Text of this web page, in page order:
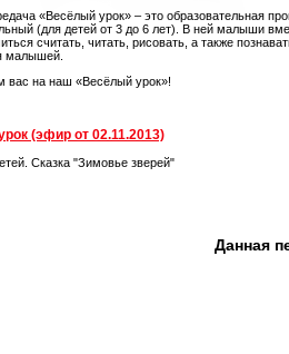
«Весёлый урок» – это образовательная
(для детей от 3 до 6 лет). В ней малыши
считать, читать, рисовать, а также
малышей.
вас на наш «Весёлый урок»!
(эфир от 02.11.2013)
Сказка "Зимовье зверей"
Данная